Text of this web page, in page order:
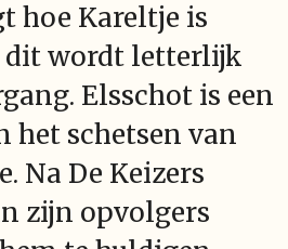
hoe Kareltje is
dit wordt letterlijk
Elsschot is een
het schetsen van
Na De Keizers
zijn opvolgers